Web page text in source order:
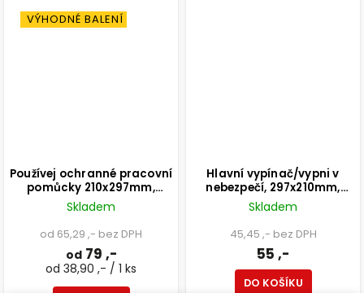
VÝHODNÉ BALENÍ
Používej ochranné pracovní
pomůcky 210x297mm,
formát A4, samolepka
Skladem
od 65,29 ,- bez DPH
od79 ,-
od 38,90 ,- / 1 ks
Hlavní vypínač/vypni v
nebezpečí, 297x210mm,
formát A4, samolepka
Skladem
45,45 ,- bez DPH
55 ,-
DO KOŠÍKU